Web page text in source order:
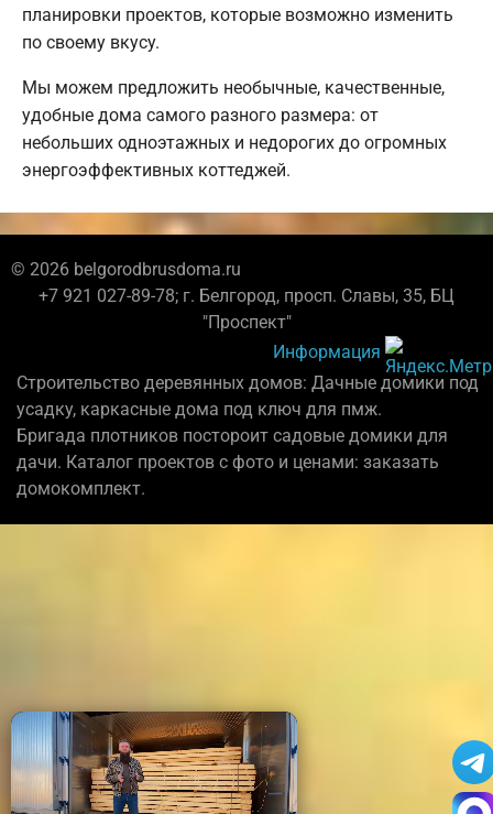
планировки проектов, которые возможно изменить
по своему вкусу.
Мы можем предложить необычные, качественные,
удобные дома самого разного размера: от
небольших одноэтажных и недорогих до огромных
энергоэффективных коттеджей.
© 2026 belgorodbrusdoma.ru
+7 921 027-89-78; г. Белгород, просп. Славы, 35, БЦ
"Проспект"
Информация
Строительство деревянных домов: Дачные домики под
усадку, каркасные дома под ключ для пмж.
Бригада плотников постороит садовые домики для
дачи. Каталог проектов с фото и ценами: заказать
домокомплект.